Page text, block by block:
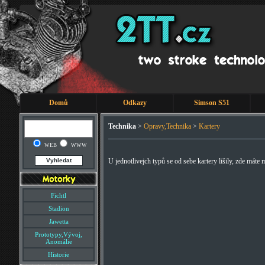
Domů Odkazy Simson S51
WEB WWW
Fichtl
Stadion
Jawetta
Prototypy,Vývoj,
Anomálie
Historie
Technika > Opravy,Technika > Kartery
U jednotlivejch typů se od sebe kartery lišily, zde máte